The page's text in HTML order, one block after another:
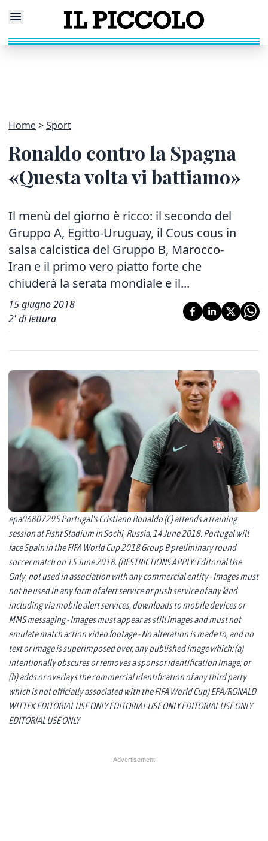
Home Sport
Ronaldo contro la Spagna
«Questa volta vi battiamo»
Il menù del giorno è ricco: il secondo del
Gruppo A, Egitto-Uruguay, il Cous cous in
salsa calcistica del Gruppo B, Marocco-
Iran e il primo vero piatto forte che
chiuderà la serata mondiale e il...
15 giugno 2018
2' di lettura
epa06807295 Portugal's Cristiano Ronaldo (C) attends a training
session at Fisht Stadium in Sochi, Russia, 14 June 2018. Portugal will
face Spain in the FIFA World Cup 2018 Group B preliminary round
soccer match on 15 June 2018. (RESTRICTIONS APPLY: Editorial Use
Only, not used in association with any commercial entity - Images must
not be used in any form of alert service or push service of any kind
including via mobile alert services, downloads to mobile devices or
MMS messaging - Images must appear as still images and must not
emulate match action video footage - No alteration is made to, and no
text or image is superimposed over, any published image which: (a)
intentionally obscures or removes a sponsor identification image; or
(b) adds or overlays the commercial identification of any third party
which is not officially associated with the FIFA World Cup) EPA/RONALD
WITTEK EDITORIAL USE ONLY EDITORIAL USE ONLY EDITORIAL USE ONLY
EDITORIAL USE ONLY